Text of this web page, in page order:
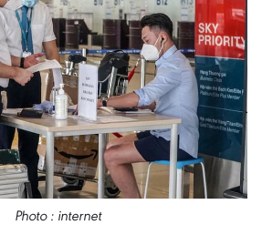
Photo : internet